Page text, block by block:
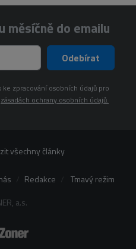
měsíčně do emailu
Odebírat
zpracování osobních údajů pro
zásadách ochrany osobních údajů.
všechny články
a.s.
Redakce Tmavý režim